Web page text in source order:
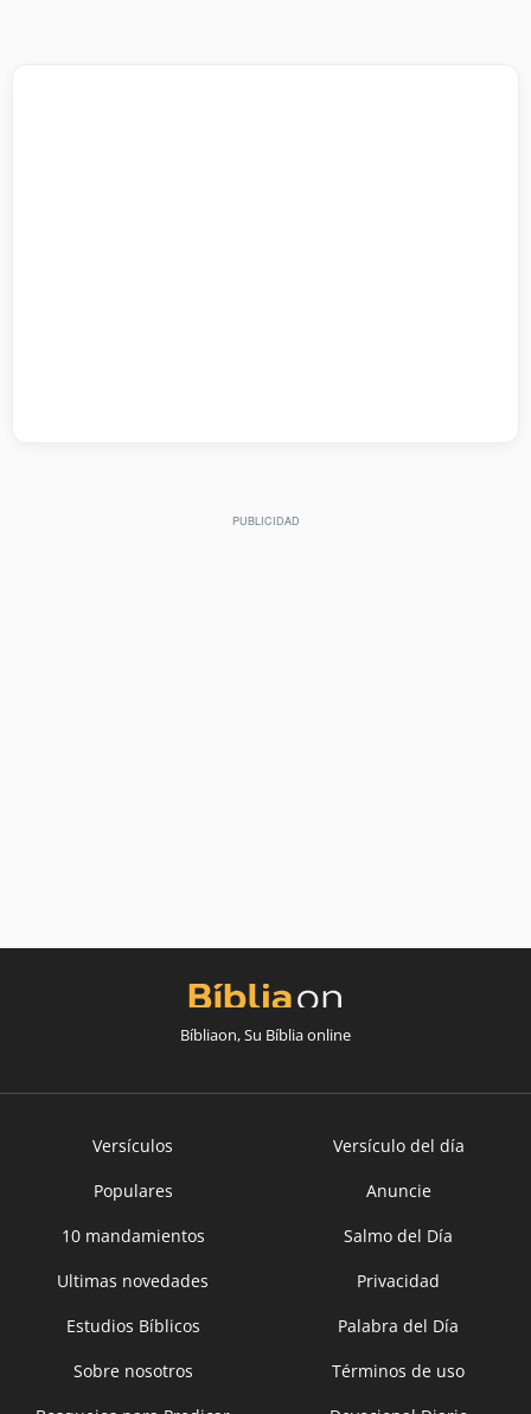
Bíbliaon, Su Bíblia online
Versículos
Versículo del día
Populares
Anuncie
10 mandamientos
Salmo del Día
Ultimas novedades
Privacidad
Estudios Bíblicos
Palabra del Día
Sobre nosotros
Términos de uso